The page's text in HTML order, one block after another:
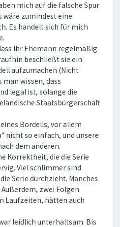
mich auf die falsche Spur
wäre zumindest eine
Es handelt sich für mich
ihr Ehemann regelmäßig
beschließt sie ein
aufzumachen (Nicht
man wissen, dass
legal ist, solange die
Staatsbürgerschaft
Bordells, vor allem
nicht so einfach, und unsere
dem anderen.
Korrektheit, die die Serie
Viel schlimmer sind
Serie durchzieht. Manches
zwei Folgen
Laufzeiten, hätten auch
leidlich unterhaltsam. Bis